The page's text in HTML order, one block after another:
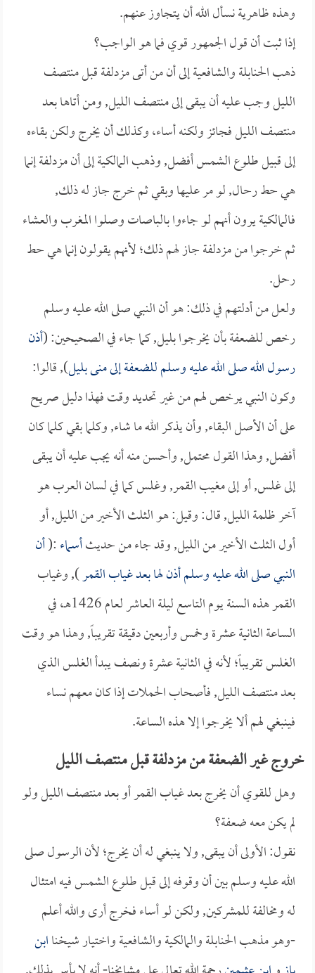
وهذه ظاهرية نسأل الله أن يتجاوز عنهم.
إذا ثبت أن قول الجمهور قوي فما هو الواجب؟
ذهب الحنابلة والشافعية إلى أن من أتى مزدلفة قبل منتصف
الليل وجب عليه أن يبقى إلى منتصف الليل, ومن أتاها بعد
منتصف الليل فجائز ولكنه أساء، وكذلك أن يخرج ولكن بقاءه
إلى قبيل طلوع الشمس أفضل, وذهب المالكية إلى أن مزدلفة إنما
هي حط رحال, لو مر عليها وبقي ثم خرج جاز له ذلك,
فالمالكية يرون أنهم لو جاءوا بالباصات وصلوا المغرب والعشاء
ثم خرجوا من مزدلفة جاز لهم ذلك؛ لأنهم يقولون إنما هي حط
رحل.
ولعل من أدلتهم في ذلك: هو أن النبي صلى الله عليه وسلم
رخص للضعفة بأن يخرجوا بليل, كما جاء في الصحيحين: (أذن
رسول الله صلى الله عليه وسلم للضعفة إلى منى بليل), قالوا:
وكون النبي يرخص لهم من غير تحديد وقت فهذا دليل صريح
على أن الأصل البقاء, وأن يذكر الله ما شاء, وكلما بقي كلما كان
أفضل, وهذا القول محتمل, وأحسن منه أنه يجب عليه أن يبقى
إلى غلس, أو إلى مغيب القمر, وغلس كما في لسان العرب هو
آخر ظلمة الليل, قال: وقيل: هو الثلث الأخير من الليل, أو
أول الثلث الأخير من الليل, وقد جاء من حديثأسماء:(أن
النبي صلى الله عليه وسلم أذن لها بعد غياب القمر), وغياب
القمر هذه السنة يوم التاسع ليلة العاشر لعام 1426هـ، في
الساعة الثانية عشرة وخمس وأربعين دقيقة تقريباً, وهذا هو وقت
الغلس تقريباً؛ لأنه في الثانية عشرة ونصف يبدأ الغلس الذي
بعد منتصف الليل, فأصحاب الحملات إذا كان معهم نساء
فينبغي لهم ألا يخرجوا إلا هذه الساعة.
خروج غير الضعفة من مزدلفة قبل منتصف الليل
وهل للقوي أن يخرج بعد غياب القمر أو بعد منتصف الليل ولو
لم يكن معه ضعفة؟
نقول: الأولى أن يبقى, ولا ينبغي له أن يخرج؛ لأن الرسول صلى
الله عليه وسلم بين أن وقوفه إلى قبل طلوع الشمس فيه امتثال
له ومخالفة للمشركين, ولكن لو أساء فخرج أرى والله أعلم
-وهو مذهب الحنابلة والمالكية والشافعية واختيار شيخناابن